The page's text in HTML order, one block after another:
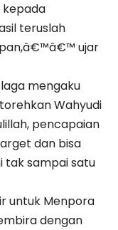
kepada
teruslah
ujar
mengaku
Wahyudi
pencapaian
dan bisa
tak sampai satu
untuk Menpora
dengan